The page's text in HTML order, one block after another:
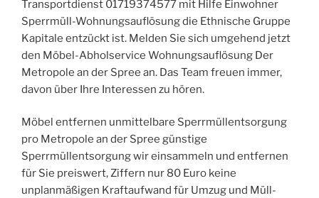
Transportdienst 01719374577 mit Hilfe Einwohner
Sperrmüll-Wohnungsauflösung die Ethnische Gruppe
Kapitale entzückt ist. Melden Sie sich umgehend jetzt
den Möbel-Abholservice Wohnungsauflösung Der
Metropole an der Spree an. Das Team freuen immer,
davon über Ihre Interessen zu hören.
Möbel entfernen unmittelbare Sperrmüllentsorgung
pro Metropole an der Spree günstige
Sperrmüllentsorgung wir einsammeln und entfernen
für Sie preiswert, Ziffern nur 80 Euro keine
unplanmäßigen Kraftaufwand für Umzug und Müll-